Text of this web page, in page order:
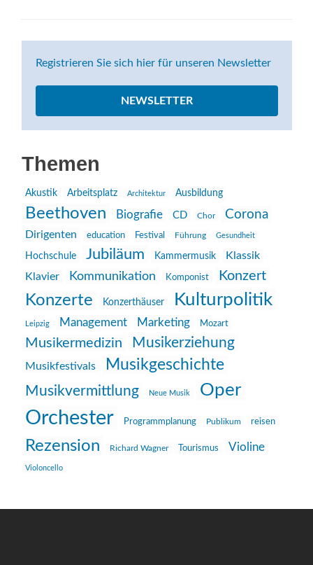
Registrieren Sie sich hier für unseren Newsletter
NEWSLETTER
Themen
Akustik Arbeitsplatz Architektur Ausbildung
Beethoven Biografie CD Chor Corona
Dirigenten education Festival Führung Gesundheit
Hochschule Jubiläum Kammermusik
Klassik
Klavier
Kommunikation Komponist Konzert
Konzerte Konzerthäuser Kulturpolitik
Leipzig Management Marketing Mozart
Musikermedizin Musikerziehung
Musikfestivals Musikgeschichte
Musikvermittlung Neue Musik Oper
Orchester Programmplanung Publikum reisen
Rezension Richard Wagner Tourismus Violine
Violoncello